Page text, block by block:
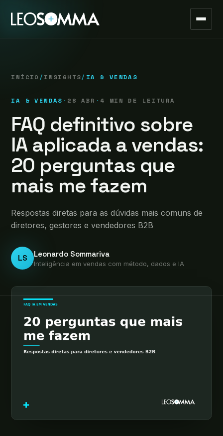
INÍCIO / INSIGHTS/ IA & VENDAS
IA & VENDAS · 28 ABR · 4 MIN DE LEITURA
FAQ definitivo sobre
IA aplicada a vendas:
20 perguntas que
mais me fazem
Respostas diretas para as dúvidas mais comuns de
diretores, gestores e vendedores B2B
LS Leonardo Sommariva
Inteligência em vendas com método, dados e IA